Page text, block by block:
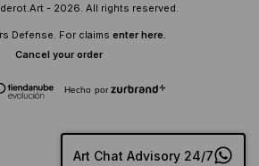
Art Chat Advisory 24/7
- 2026. All rights reserved.
Defense. For claims enter here.
Cancel your order
Hecho por